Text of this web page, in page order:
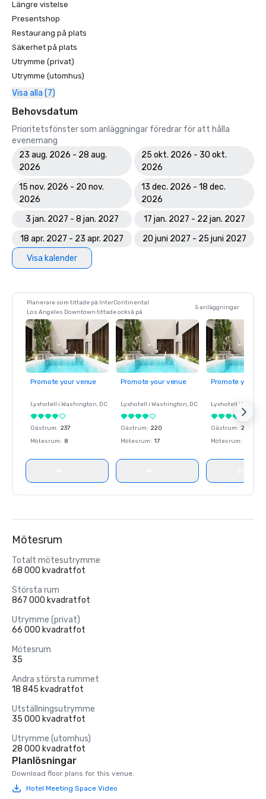
Längre vistelse
Presentshop
Restaurang på plats
Säkerhet på plats
Utrymme (privat)
Utrymme (utomhus)
Visa alla (7)
Behovsdatum
Prioritetsfönster som anläggningar föredrar för att hålla
evenemang
23 aug. 2026 - 28 aug.
2026
25 okt. 2026 - 30 okt.
2026
15 nov. 2026 - 20 nov.
2026
13 dec. 2026 - 18 dec.
2026
3 jan. 2027 - 8 jan. 2027
17 jan. 2027 - 22 jan. 2027
18 apr. 2027 - 23 apr. 2027
20 juni 2027 - 25 juni 2027
Visa kalender
Planerare som tittade på InterContinental
Los Angeles Downtown tittade också på
5 anläggningar
Promote your venue
Lyxhotell i Washington, DC
Gästrum: 237
Mötesrum: 8
Promote your venue
Lyxhotell i Washington, DC
Gästrum: 220
Mötesrum: 17
Promote your
Lyxhotell i
Gästrum: 237
Mötesrum:
Mötesrum
Totalt mötesutrymme
68 000 kvadratfot
Största rum
867 000 kvadratfot
Utrymme (privat)
66 000 kvadratfot
Mötesrum
35
Andra största rummet
18 845 kvadratfot
Utställningsutrymme
35 000 kvadratfot
Utrymme (utomhus)
28 000 kvadratfot
Planlösningar
Download floor plans for this venue.
Hotel Meeting Space Video